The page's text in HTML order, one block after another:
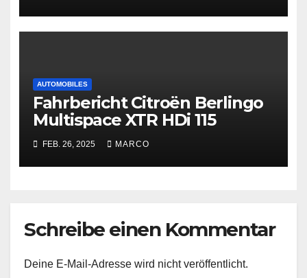
AUTOMOBILES
Fahrbericht Citroën Berlingo
Multispace XTR HDi 115
FEB. 26, 2025 MARCO
Schreibe einen Kommentar
Deine E-Mail-Adresse wird nicht veröffentlicht.